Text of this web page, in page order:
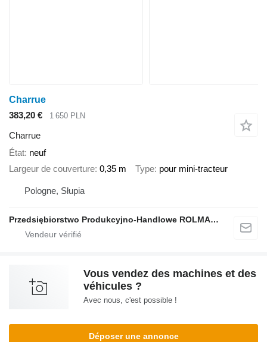
Charrue
383,20 €
1 650 PLN
Charrue
État neuf
Largeur de couverture 0,35 m Type pour mini-tracteur
Pologne, Słupia
Przedsiębiorstwo Produkcyjno-Handlowe ROLMAPOL Marcin Dziekan
Vous vendez des machines et des
véhicules ?
Avec nous, c'est possible !
Déposer une annonce